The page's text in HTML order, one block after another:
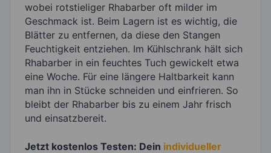
wobei rotstieliger Rhabarber oft milder im
Geschmack ist. Beim Lagern ist es wichtig, die
Blätter zu entfernen, da diese den Stangen
Feuchtigkeit entziehen. Im Kühlschrank hält sich
Rhabarber in ein feuchtes Tuch gewickelt etwa
eine Woche. Für eine längere Haltbarkeit kann
man ihn in Stücke schneiden und einfrieren. So
bleibt der Rhabarber bis zu einem Jahr frisch
und einsatzbereit.
Jetzt kostenlos Testen: Dein individueller